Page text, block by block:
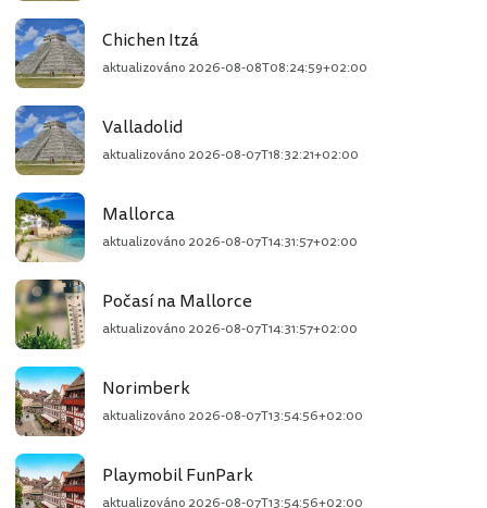
Chichen Itzá
aktualizováno 2026-08-08T08:24:59+02:00
Valladolid
aktualizováno 2026-08-07T18:32:21+02:00
Mallorca
aktualizováno 2026-08-07T14:31:57+02:00
Počasí na Mallorce
aktualizováno 2026-08-07T14:31:57+02:00
Norimberk
aktualizováno 2026-08-07T13:54:56+02:00
Playmobil FunPark
aktualizováno 2026-08-07T13:54:56+02:00